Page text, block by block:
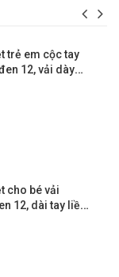
trẻ em cộc tay
12, vải dày
cho bé vải
12, dài tay liền